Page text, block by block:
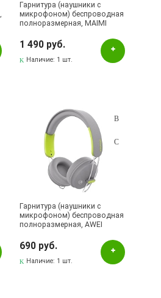
132, ТЦ ЛЕНТА
11
145, ТЦ ЭССЕН
2Б, ТД ТЕХНОПОЛИС
Гарнитура (наушники с
микрофоном) беспроводная
полноразмерная, MAIMI
1 490 руб.
Наличие: 1 шт.
Гарнитура (наушники с
микрофоном) беспроводная
полноразмерная, AWEI
690 руб.
Наличие: 1 шт.